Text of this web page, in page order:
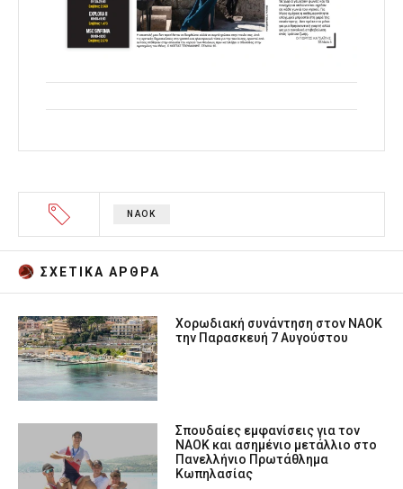
ΝΑΟΚ
ΣΧΕΤΙΚA AΡΘΡΑ
Χορωδιακή συνάντηση στον ΝΑΟΚ
την Παρασκευή 7 Αυγούστου
Σπουδαίες εμφανίσεις για τον
ΝΑΟΚ και ασημένιο μετάλλιο στο
Πανελλήνιο Πρωτάθλημα
Κωπηλασίας